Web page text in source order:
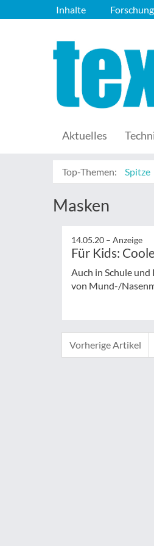
Inhalte
Aktuelles
Top-Themen: Spitze
Masken
14.05.20 – Anzeige
Für Kids:
Auch in Schule
von Mund-/
Vorherige Artikel